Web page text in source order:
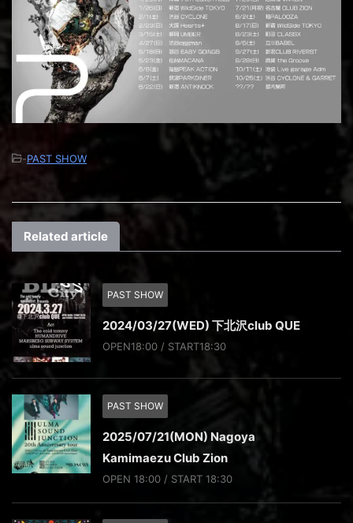
-PAST SHOW
Related article
PAST SHOW
2024/03/27(WED) 下北沢club QUE
OPEN18:00 / START18:30
PAST SHOW
2025/07/21(MON) Nagoya
Kamimaezu Club Zion
OPEN 18:00 / START 18:30